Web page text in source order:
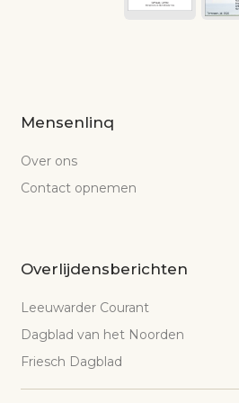
Mensenlinq
Over ons
Contact opnemen
Overlijdensberichten
Leeuwarder Courant
Dagblad van het Noorden
Friesch Dagblad